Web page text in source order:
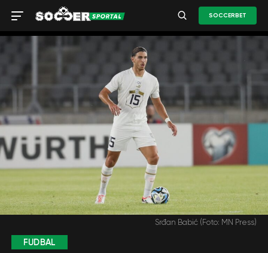
SOCCERBET
Srđan Babić (Foto: MN Press)
FUDBAL